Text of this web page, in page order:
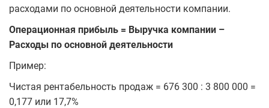
расходами по основной деятельности компании.
Операционная прибыль = Выручка компании –
Расходы по основной деятельности
Пример:
Чистая рентабельность продаж = 676 300 : 3 800 000 =
0,177 или 17,7%